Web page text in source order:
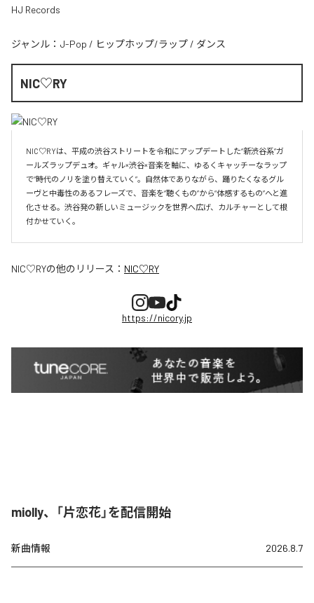
HJ Records
ジャンル： J-Pop / ヒップホップ/ラップ / ダンス
NIC♡RY
NIC♡RYは、平成の渋谷ストリートを令和にアップデートした“新渋谷系”ガ
ールズラップデュオ。ギャル×渋谷×音楽を軸に、ゆるくキャッチーなラップ
で“時代のノリを塗り替えていく”。自然体でありながら、踊りたくなるグル
ーヴと中毒性のあるフレーズで、音楽を“聴くもの”から“体感するもの”へと進
化させる。渋谷発の新しいミュージックを世界へ広げ、カルチャーとして根
付かせていく。
NIC♡RYの他のリリース： NIC♡RY
https://nicory.jp
miolly、「片恋花」を配信開始
新曲情報 2026.8.7